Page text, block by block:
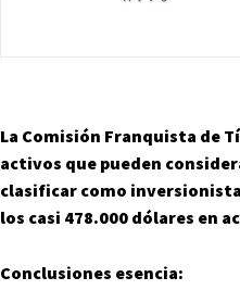
La Comisión Franquista de
activos que pueden
clasificar como
los casi 478.000 dólares en
Conclusiones esencia: